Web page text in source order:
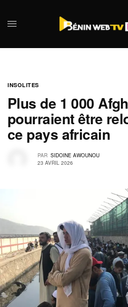
INSOLITES
Plus de 1 000
pourraient être
ce pays africain
PAR SIDOINE AWOUNOU
23 AVRIL 2026